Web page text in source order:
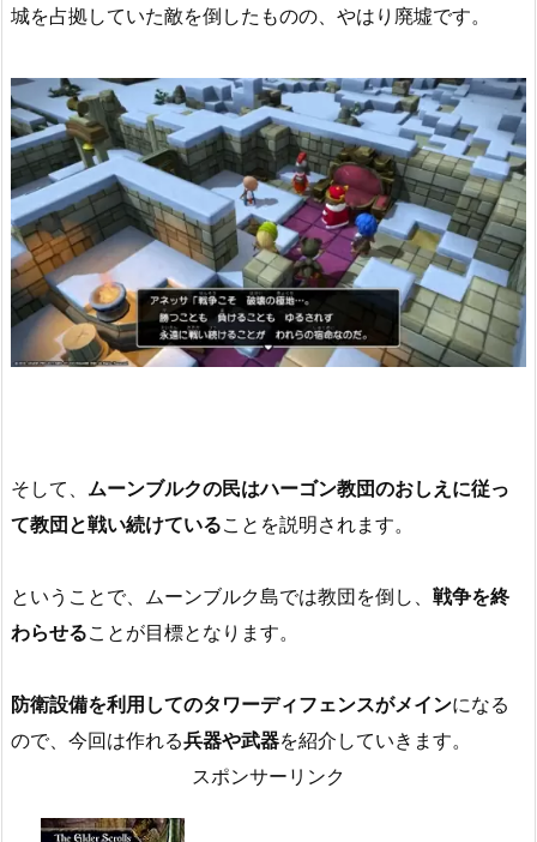
城を占拠していた敵を倒したものの、やはり廃墟です。
そして、 ムーンブルクの民はハーゴン教団のおしえに従っ
て教団と戦い続けていることを説明されます。
ということで、ムーンブルク島では教団を倒し、 戦争を終
わらせることが目標となります。
防衛設備を利用してのタワーディフェンスがメインになる
ので、今回は作れる兵器や武器を紹介していきます。
スポンサーリンク